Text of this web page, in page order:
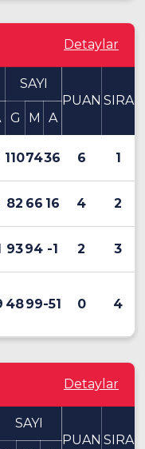
Detaylar
SAYI
PUAN SIRA
G M A
1107436 6 1
82 66 16 4 2
9394 -1 2 3
4899-51 0 4
Detaylar
SAYI
PUAN SIRA